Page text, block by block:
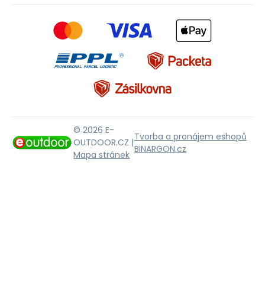
© 2026 E-
OUTDOOR.CZ |
Mapa stránek
Tvorba a pronájem eshopů
BINARGON.cz